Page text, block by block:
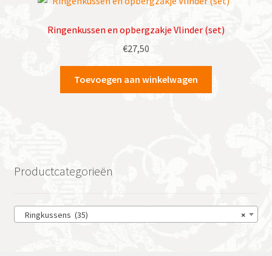
Ringenkussen en opbergzakje Vlinder (set)
€27,50
Toevoegen aan winkelwagen
Productcategorieën
×
Ringkussens (35)